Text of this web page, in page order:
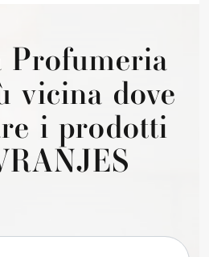
Profumeria
vicina dove
i prodotti